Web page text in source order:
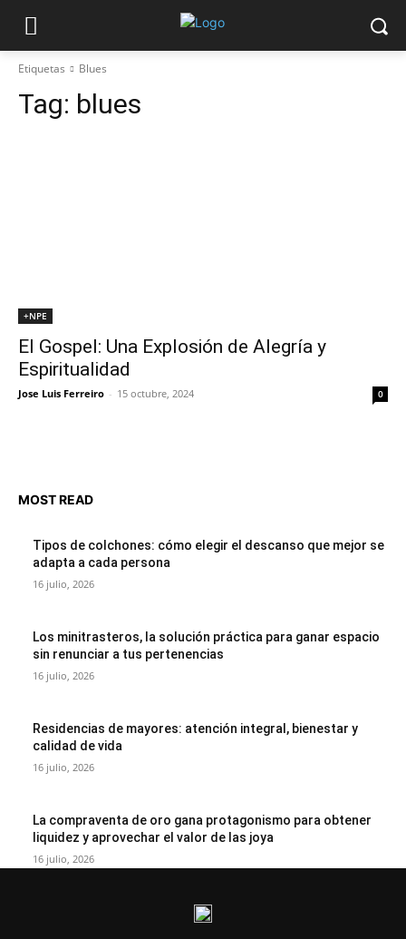
Etiquetas Blues
Tag: blues
+NPE
El Gospel: Una Explosión de Alegría y
Espiritualidad
Jose Luis Ferreiro - 15 octubre, 2024 0
MOST READ
Tipos de colchones: cómo elegir el descanso que mejor se
adapta a cada persona
16 julio, 2026
Los minitrasteros, la solución práctica para ganar espacio
sin renunciar a tus pertenencias
16 julio, 2026
Residencias de mayores: atención integral, bienestar y
calidad de vida
16 julio, 2026
La compraventa de oro gana protagonismo para obtener
liquidez y aprovechar el valor de las joya
16 julio, 2026